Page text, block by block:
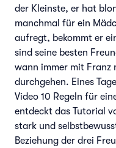
der Kleinste, er hat
manchmal für ein
aufregt, bekommt er
sind seine besten
wann immer mit Franz
durchgehen. Eines
Video 10 Regeln für
entdeckt das Tutorial
stark und
Beziehung der drei